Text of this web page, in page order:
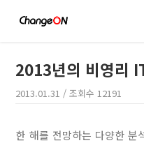
2013년의 비영리
2013.01.31 / 조회수12191
한 해를 전망하는 다양한 분